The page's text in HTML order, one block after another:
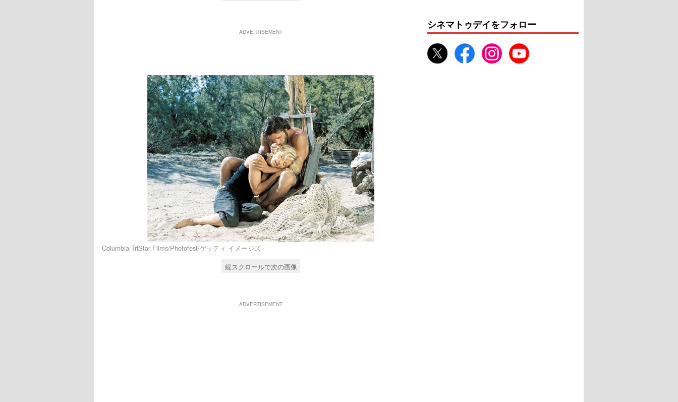
ADVERTISEMENT
Columbia TriStar Films/Photofest/ゲッティ イメージズ
縦スクロールで次の画像
ADVERTISEMENT
シネマトゥデイをフォロー